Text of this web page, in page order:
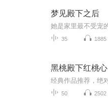
梦见殿下之后
35 1885
黑桃殿下红桃心
50 2502